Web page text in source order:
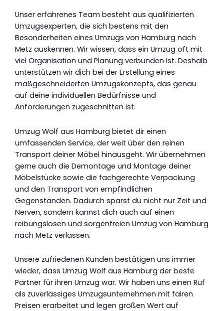
Unser erfahrenes Team besteht aus qualifizierten
Umzugsexperten, die sich bestens mit den
Besonderheiten eines Umzugs von Hamburg nach
Metz auskennen. Wir wissen, dass ein Umzug oft mit
viel Organisation und Planung verbunden ist. Deshalb
unterstützen wir dich bei der Erstellung eines
maßgeschneiderten Umzugskonzepts, das genau
auf deine individuellen Bedürfnisse und
Anforderungen zugeschnitten ist.
Umzug Wolf aus Hamburg bietet dir einen
umfassenden Service, der weit über den reinen
Transport deiner Möbel hinausgeht. Wir übernehmen
gerne auch die Demontage und Montage deiner
Möbelstücke sowie die fachgerechte Verpackung
und den Transport von empfindlichen
Gegenständen. Dadurch sparst du nicht nur Zeit und
Nerven, sondern kannst dich auch auf einen
reibungslosen und sorgenfreien Umzug von Hamburg
nach Metz verlassen.
Unsere zufriedenen Kunden bestätigen uns immer
wieder, dass Umzug Wolf aus Hamburg der beste
Partner für ihren Umzug war. Wir haben uns einen Ruf
als zuverlässiges Umzugsunternehmen mit fairen
Preisen erarbeitet und legen großen Wert auf